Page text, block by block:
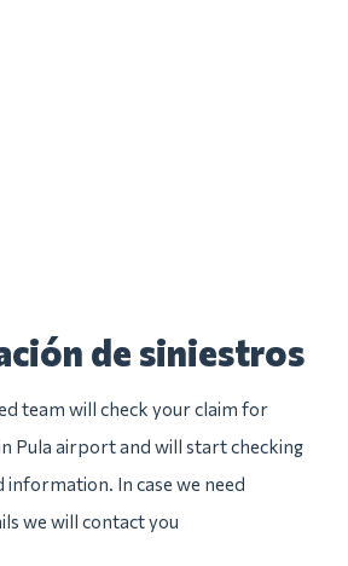
de siniestros
team will check your claim for
Pula airport and will start checking
information. In case we need
we will contact you